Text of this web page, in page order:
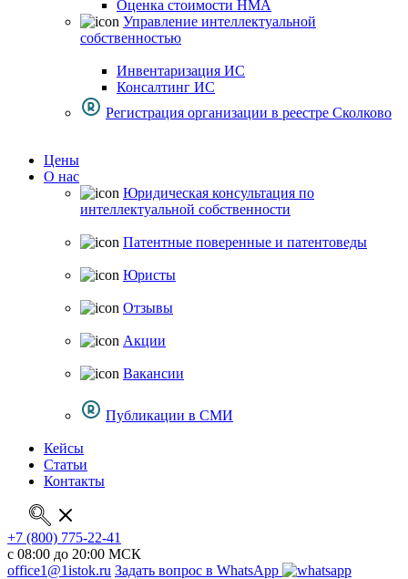
Оценка стоимости НМА
Управление интеллектуальной
собственностью
Инвентаризация ИС
Консалтинг ИС
Регистрация организации в реестре Сколково
Цены
О нас
Юридическая консультация по
интеллектуальной собственности
Патентные поверенные и патентоведы
Юристы
Отзывы
Акции
Вакансии
Публикации в СМИ
Кейсы
Статьи
Контакты
+7 (800) 775-22-41
с 08:00 до 20:00 МСК
office1@1istok.ru Задать вопрос в WhatsApp